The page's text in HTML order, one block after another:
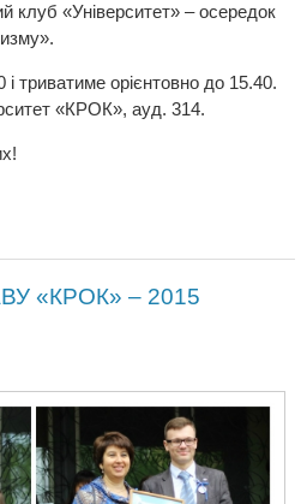
клуб «Університет» – осередок
триватиме орієнтовно до 15.40.
«КРОК», ауд. 314.
«КРОК» – 2015